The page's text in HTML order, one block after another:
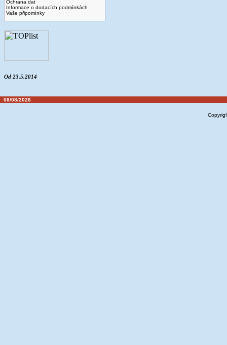
Ochrana dat
Informace o dodacích podmínkách
Vaše připomínky
Od 23.5.2014
08/08/2026